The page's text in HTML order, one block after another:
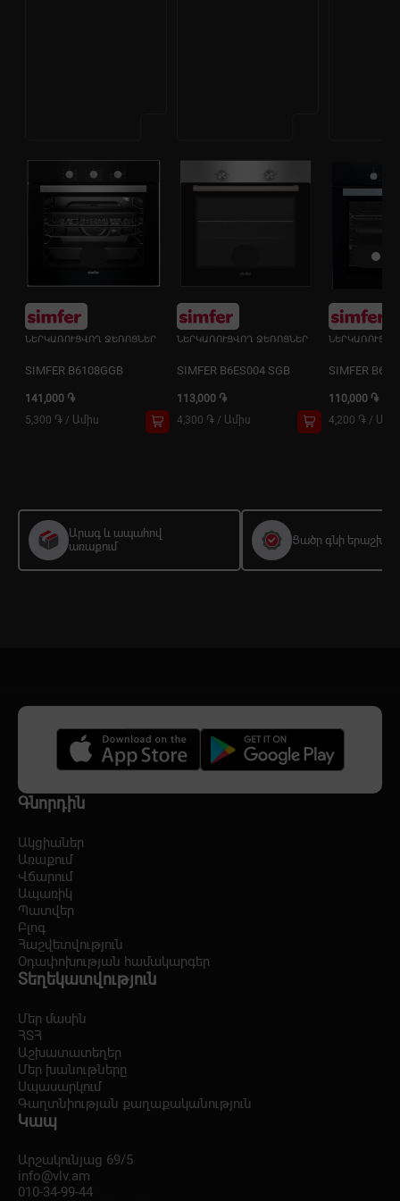
ՆԵՐԿԱՌՈՒՑՎՈՂ ՋԵՌՈՑՆԵՐ
SIMFER B6108GGB
141,000 ֏
5,300 ֏ / Ամիս
ՆԵՐԿԱՌՈՒՑՎՈՂ ՋԵՌՈՑՆԵՐ
SIMFER B6ES004 SGB
113,000 ֏
4,300 ֏ / Ամիս
SIMFER
110,000 ֏
4,200 ֏ /
Արագ և ապահով
առաքում
Ցածր գնի երաշխիք
Գնորդին
Ակցիաներ
Առաքում
Վճարում
Ապառիկ
Պատվեր
Բլոգ
Հաշվետվություն
Օդափոխության համակարգեր
Տեղեկատվություն
Մեր մասին
ՀՏՀ
Աշխատատեղեր
Մեր խանութները
Սպասարկում
Գաղտնիության քաղաքականություն
Կապ
Արշակունյաց 69/5
info@vlv.am
010-34-99-44